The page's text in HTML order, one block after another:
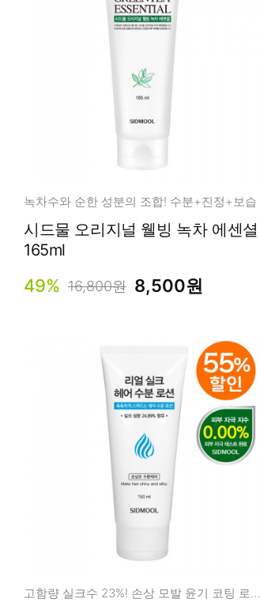
녹차수와 순한 성분의 조합! 수분+진정+보습
시드물 오리지널 웰빙 녹차 에센셜
165ml
49% 16,800원 8,500원
고함량 실크수 23%! 손상 모발 윤기 코팅 로션